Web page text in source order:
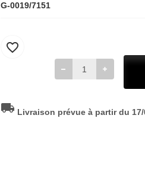
G-0019/7151
favorite_border
local_shipping Livraison prévue à partir du 17/